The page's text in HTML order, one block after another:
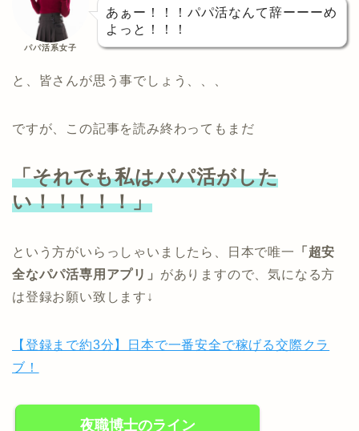
パパ活系女子
あぁー！！！パパ活なんて辞ーーーめ
よっと！！！
と、皆さんが思う事でしょう、、、
ですが、この記事を読み終わってもまだ
「それでも私はパパ活がした
い！！！！！」
という方がいらっしゃいましたら、日本で唯一
「超安
全なパパ活専用アプリ」 がありますので、気になる方
は登録お願い致します↓
【登録まで約3分】日本で一番安全で稼げる交際クラ
ブ！
夜職博士のライン